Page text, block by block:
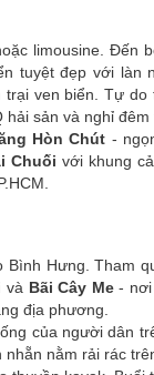
limousine. Đến
tuyệt đẹp với làn
ven biển. Tự
sản và nghỉ đêm
Hòn Chút -
Chuối với khung
Bình Hưng. Tham
và Bãi Cây Me- nơi
địa phương.
của người dân
nằm rải rác